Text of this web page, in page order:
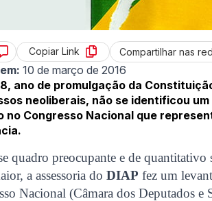
Copiar Link Compartilhar nas
10 de março de 2016
ano de promulgação da
neoliberais, não se identificou
no Congresso Nacional que
quadro preocupante e de
a assessoria doDIAP fez um
Nacional (Câmara dos Deputados e